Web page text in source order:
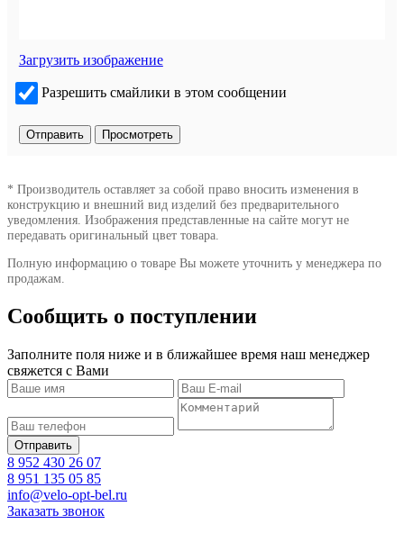
Загрузить изображение
Разрешить смайлики в этом сообщении
* Производитель оставляет за собой право вносить изменения в
конструкцию и внешний вид изделий без предварительного
уведомления. Изображения представленные на сайте могут не
передавать оригинальный цвет товара.
Полную информацию о товаре Вы можете уточнить у менеджера по
продажам.
Сообщить о поступлении
Заполните поля ниже и в ближайшее время наш менеджер
свяжется с Вами
8 952 430 26 07
8 951 135 05 85
info@velo-opt-bel.ru
Заказать звонок